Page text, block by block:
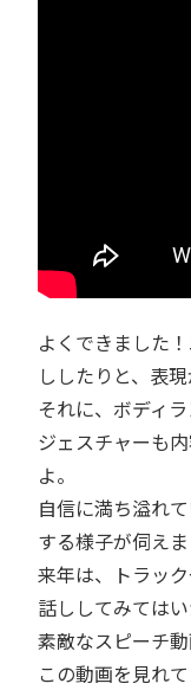
よくできました
ししたりと、表現
それに、ボディ
ジェスチャーも
よ。
自信に満ち溢れ
する様子が伺えま
来年は、トラッ
話ししてみては
素敵なスピーチ
この動画を見れて